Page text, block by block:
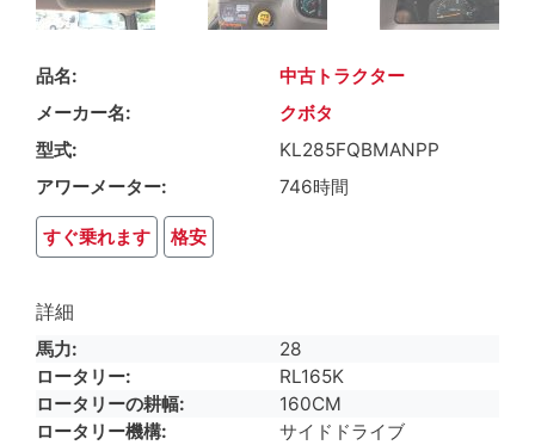
品名
中古トラクター
メーカー名
クボタ
型式
KL285FQBMANPP
アワーメーター
746時間
すぐ乗れます 格安
詳細
馬力
28
ロータリー
RL165K
ロータリーの耕幅
160CM
ロータリー機構
サイドドライブ